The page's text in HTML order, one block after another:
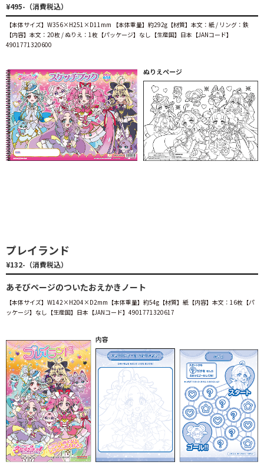
¥495-（消費税込）
【本体サイズ】W356×H251×D11mm 【本体重量】約292g【材質】本文：紙 / リング：鉄
【内容】本文：20枚 / ぬりえ：1枚【パッケージ】なし【生産国】日本【JANコード】
4901771320600
プレイランド
¥132-（消費税込）
あそびページのついたおえかきノート
【本体サイズ】W142×H204×D2mm【本体重量】約54g【材質】紙【内容】本文：16枚【パ
ッケージ】なし【生産国】日本【JANコード】4901771320617